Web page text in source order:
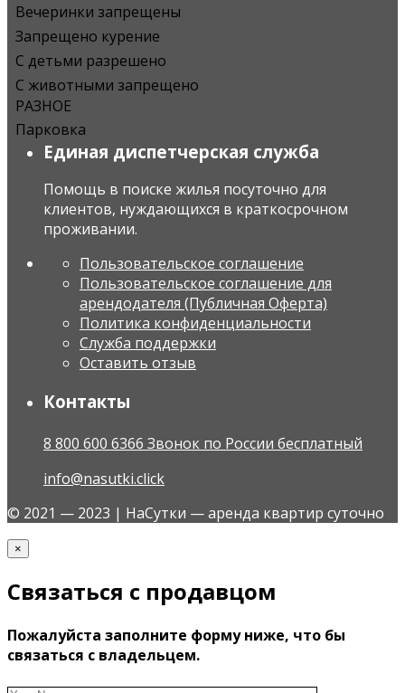
Вечеринки запрещены
Запрещено курение
С детьми разрешено
С животными запрещено
РАЗНОЕ
Парковка
Единая диспетчерская служба
Помощь в поиске жилья посуточно для
клиентов, нуждающихся в краткосрочном
проживании.
Пользовательское соглашение
Пользовательское соглашение для
арендодателя (Публичная Оферта)
Политика конфиденциальности
Служба поддержки
Оставить отзыв
Контакты
8 800 600 6366 Звонок по России бесплатный
info@nasutki.click
© 2021 — 2023 | НаСутки — аренда квартир суточно
×
Связаться с продавцом
Пожалуйста заполните форму ниже, что бы
связаться с владельцем.